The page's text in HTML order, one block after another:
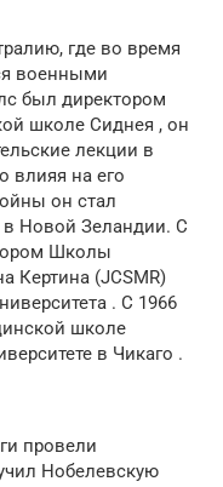
где во время
военными
был директором
школе Сиднея , он
лекции в
влияя на его
он стал
в Новой Зеландии. С
Школы
Кертина (JCSMR)
. С 1966
школе
в Чикаго .
провели
Нобелевскую